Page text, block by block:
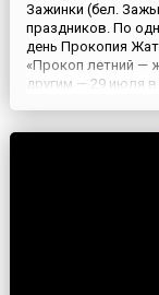
Зажинки (бел.
праздников. По
день Прокопия
«Прокоп летний —
другим — 29 июля